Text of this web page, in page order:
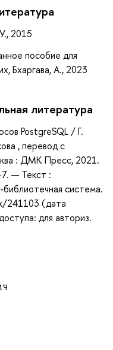
2015
пособие для
Бхаргава, А., 2023
литература
PostgreSQL / Г.
, перевод с
: ДМК Пресс, 2021.
— Текст :
система.
241103 (дата
для авториз.